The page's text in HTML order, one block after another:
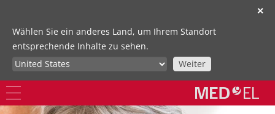
✕
Wählen Sie ein anderes Land, um Ihrem Standort
entsprechende Inhalte zu sehen.
Weiter